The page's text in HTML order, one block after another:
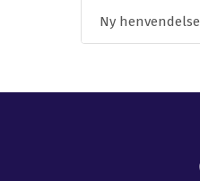
Ny henvendelse